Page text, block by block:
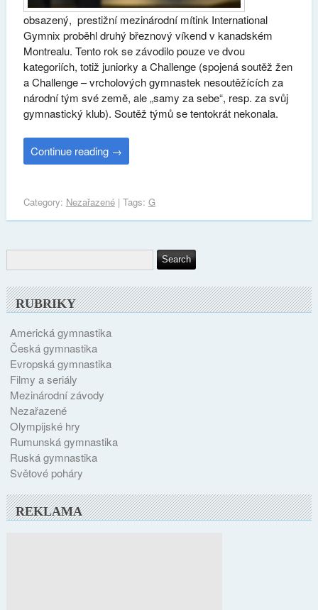
obsazený, prestižní mezinárodní mítink International
Gymnix proběhl druhý březnový víkend v kanadském
Montrealu. Tento rok se závodilo pouze ve dvou
kategoriích, totiž juniorky a Challenge (spojená soutěž žen
a Challenge – vrcholových gymnastek nesoutěžících za
národní tým své země, ale „samy za sebe“, resp. za svůj
gymnastický klub). Soutěž týmů se tentokrát nekonala.
Continue reading →
Category: Nezařazené| Tags: G
RUBRIKY
Americká gymnastika
Česká gymnastika
Evropská gymnastika
Filmy a seriály
Mezinárodní závody
Nezařazené
Olympijské hry
Rumunská gymnastika
Ruská gymnastika
Světové poháry
REKLAMA